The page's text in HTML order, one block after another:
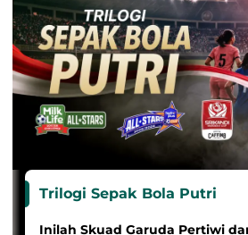
Trilogi Sepak Bola Putri
Inilah Skuad Garuda Pertiwi